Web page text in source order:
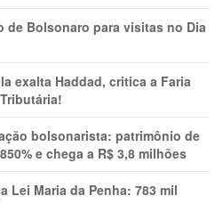
de Bolsonaro para visitas no Dia
exalta Haddad, critica a Faria
bolsonarista: patrimônio de
e chega a R$ 3,8 milhões
Lei Maria da Penha: 783 mil